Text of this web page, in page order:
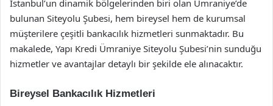
İstanbul’un dinamik bölgelerinden biri olan Ümraniye’de
bulunan Siteyolu Şubesi, hem bireysel hem de kurumsal
müşterilere çeşitli bankacılık hizmetleri sunmaktadır. Bu
makalede, Yapı Kredi Ümraniye Siteyolu Şubesi’nin sunduğu
hizmetler ve avantajlar detaylı bir şekilde ele alınacaktır.
Bireysel Bankacılık Hizmetleri